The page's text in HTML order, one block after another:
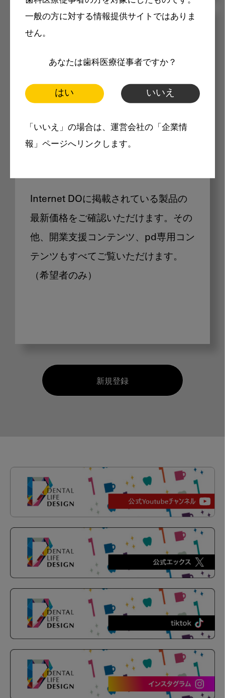
一般の方に対する情報提供サイトではありま
せん。
あなたは歯科医療従事者ですか？
はい いいえ
「いいえ」の場合は、運営会社の「企業情
報」ページへリンクします。
Internet DOに掲載されている
製品価格も閲覧可能
Internet DOに掲載されている製品の
最新価格をご確認いただけます。その
他、開業支援コンテンツ、pd専用コン
テンツもすべてご覧いただけます。
（希望者のみ）
新規登録